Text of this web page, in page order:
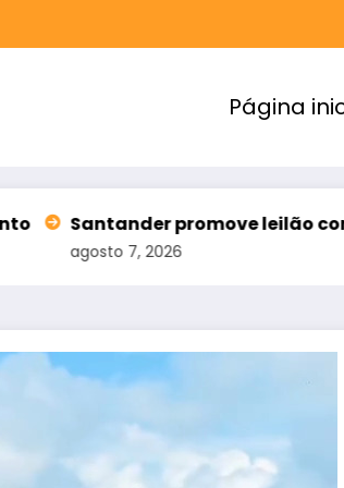
Página
promove leilão com 196 imóveis;